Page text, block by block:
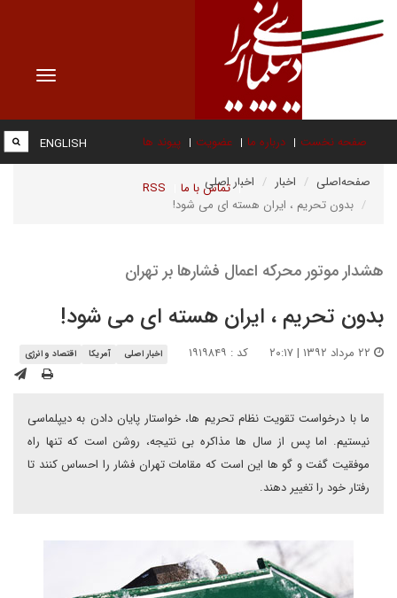
Toggle
صفحه نخست درباره ما عضویت پیوند ها
تماس با ما RSS
ENGLISH
صفحه‌اصلی اخبار
اخبار اصلی
بدون تحریم ، ایران هسته ای می شود!
هشدار موتور محرکه اعمال فشارها بر تهران
بدون تحریم ، ایران هسته ای می شود!
کد : ۱۹۱۹۸۴۹ اخبار اصلی آمریکا اقتصاد و انرژی
ما با درخواست تقویت نظام تحریم ها، خواستار پایان دادن به دیپلماسی
نیستیم. اما پس از سال ها مذاکره بی نتیجه، روشن است که تنها راه
موفقیت گفت و گو ها این است که مقامات تهران فشار را احساس کنند تا
رفتار خود را تغییر دهند.